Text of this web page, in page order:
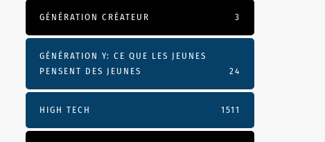
GÉNÉRATION CRÉATEUR 3
GÉNÉRATION Y: CE QUE LES JEUNES
PENSENT DES JEUNES
24
HIGH TECH 1511